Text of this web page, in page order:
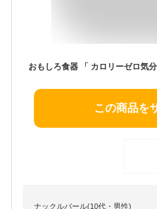
この商品を
ナックルバール(10代・男性)